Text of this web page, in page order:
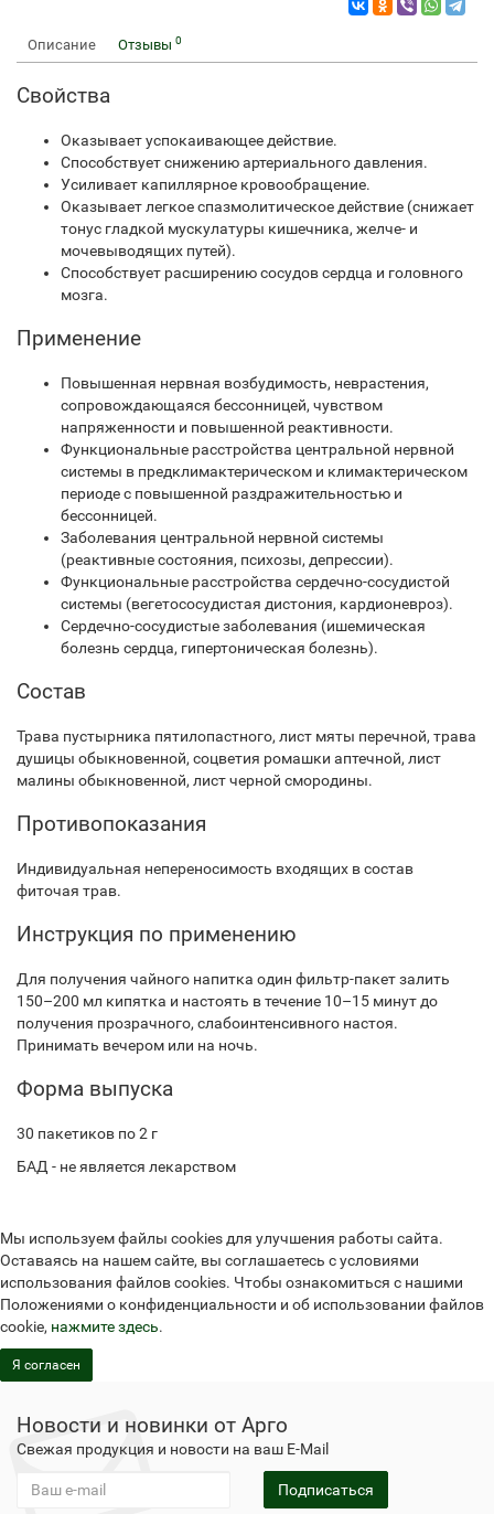
Описание Отзывы 0
Свойства
Оказывает успокаивающее действие.
Способствует снижению артериального давления.
Усиливает капиллярное кровообращение.
Оказывает легкое спазмолитическое действие (снижает
тонус гладкой мускулатуры кишечника, желче- и
мочевыводящих путей).
Способствует расширению сосудов сердца и головного
мозга.
Применение
Повышенная нервная возбудимость, неврастения,
сопровождающаяся бессонницей, чувством
напряженности и повышенной реактивности.
Функциональные расстройства центральной нервной
системы в предклимактерическом и климактерическом
периоде с повышенной раздражительностью и
бессонницей.
Заболевания центральной нервной системы
(реактивные состояния, психозы, депрессии).
Функциональные расстройства сердечно-сосудистой
системы (вегетососудистая дистония, кардионевроз).
Сердечно-сосудистые заболевания (ишемическая
болезнь сердца, гипертоническая болезнь).
Состав
Трава пустырника пятилопастного, лист мяты перечной, трава
душицы обыкновенной, соцветия ромашки аптечной, лист
малины обыкновенной, лист черной смородины.
Противопоказания
Индивидуальная непереносимость входящих в состав
фиточая трав.
Инструкция по применению
Для получения чайного напитка один фильтр-пакет залить
150–200 мл кипятка и настоять в течение 10–15 минут до
получения прозрачного, слабоинтенсивного настоя.
Принимать вечером или на ночь.
Форма выпуска
30 пакетиков по 2 г
БАД - не является лекарством
Мы используем файлы cookies для улучшения работы сайта.
Оставаясь на нашем сайте, вы соглашаетесь с условиями
использования файлов cookies. Чтобы ознакомиться с нашими
Положениями о конфиденциальности и об использовании файлов
cookie, нажмите здесь.
Я согласен
Новости и новинки от Арго
Свежая продукция и новости на ваш E-Mail
Подписаться